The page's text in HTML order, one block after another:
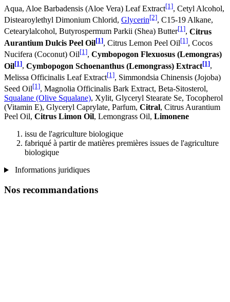
Aqua, Aloe Barbadensis (Aloe Vera) Leaf Extract[1], Cetyl Alcohol,
Distearoylethyl Dimonium Chlorid, Glycerin[2], C15-19 Alkane,
Cetearylalcohol, Butyrospermum Parkii (Shea) Butter[1], Citrus
Aurantium Dulcis Peel Oil[1], Citrus Lemon Peel Oil[1], Cocos
Nucifera (Coconut) Oil[1], Cymbopogon Flexuosus (Lemongras)
Oil[1], Cymbopogon Schoenanthus (Lemongrass) Extract[1],
Melissa Officinalis Leaf Extract[1], Simmondsia Chinensis (Jojoba)
Seed Oil[1], Magnolia Officinalis Bark Extract, Beta-Sitosterol,
Squalane (Olive Squalane), Xylit, Glyceryl Stearate Se, Tocopherol
(Vitamin E), Glyceryl Caprylate, Parfum, Citral, Citrus Aurantium
Peel Oil, Citrus Limon Oil, Lemongrass Oil, Limonene
issu de l'agriculture biologique
fabriqué à partir de matières premières issues de l'agriculture
biologique
Informations juridiques
Nos recommandations